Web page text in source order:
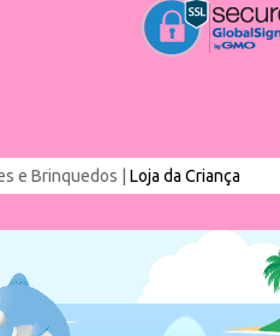
e Brinquedos | Loja da Criança